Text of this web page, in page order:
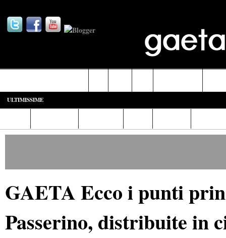
ULTIMISSIME
GAETA Ecco i punti
Passerino, distribuite in